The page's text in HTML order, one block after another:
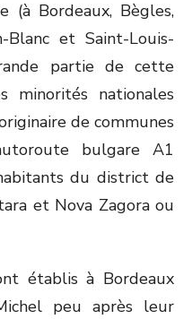
(à Bordeaux, Bègles,
Blanc et Saint-Louis-
partie de cette
minorités nationales
de communes
bulgare A1
du district de
et Nova Zagora ou
établis à Bordeaux
peu après leur